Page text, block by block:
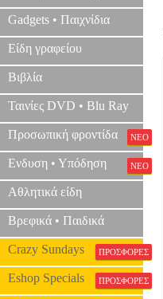
Gadgets • Παιχνίδια
Είδη γραφείου
Βιβλία
Ταινίες DVD • Blu Ray
Προσωπική φροντίδα ΝΕΟ
Ενδυση • Υπόδηση ΝΕΟ
Αθλητικά είδη
Βρεφικά • Παιδικά
Crazy Sundays ΠΡΟΣΦΟΡΕΣ
Eshop Specials ΠΡΟΣΦΟΡΕΣ